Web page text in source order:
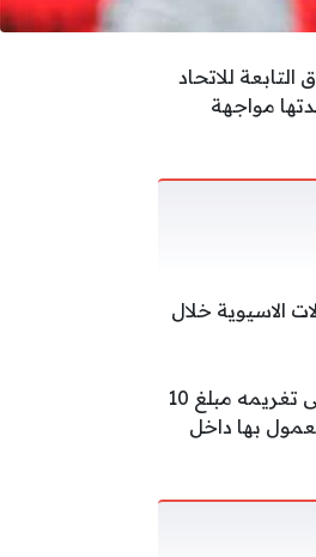
للاتحاد
مواجهة
الاسيوية خلال
لمدة عشر مباريات رسمية، بالإضافة إلى تغريمه مبلغ 10
بها داخل